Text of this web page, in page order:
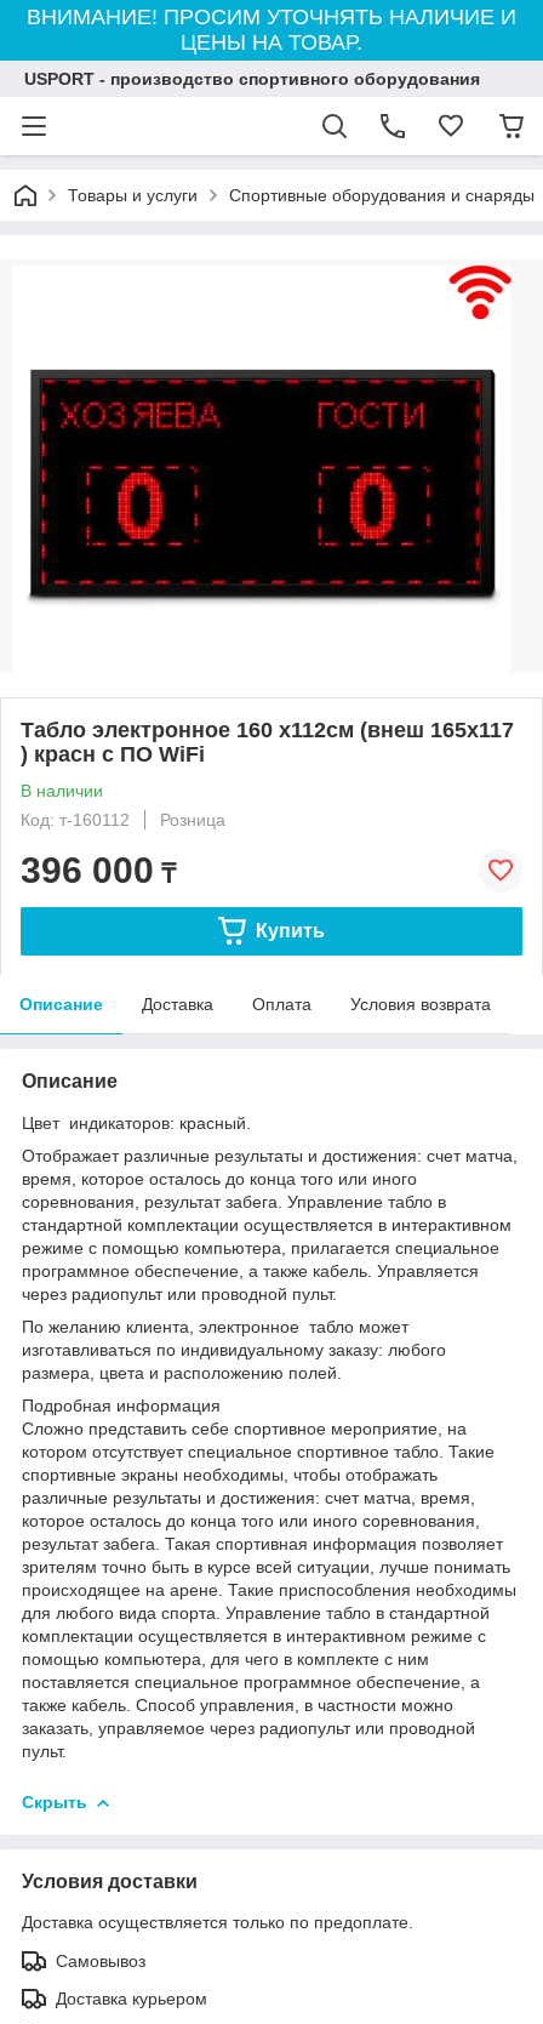
ВНИМАНИЕ! ПРОСИМ УТОЧНЯТЬ НАЛИЧИЕ И
ЦЕНЫ НА ТОВАР.
USPORT - производство спортивного оборудования
Товары и услуги Спортивные оборудования и снаряды
Табло электронное 160 х112см (внеш 165х117
) красн с ПО WiFi
В наличии
Код: т-160112
Розница
396 000 ₸
Купить
Описание Доставка Оплата Условия возврата
Описание
Цвет индикаторов: красный.
Отображает различные результаты и достижения: счет матча,
время, которое осталось до конца того или иного
соревнования, результат забега. Управление табло в
стандартной комплектации осуществляется в интерактивном
режиме с помощью компьютера, прилагается специальное
программное обеспечение, а также кабель. Управляется
через радиопульт или проводной пульт.
По желанию клиента, электронное табло может
изготавливаться по индивидуальному заказу: любого
размера, цвета и расположению полей.
Подробная информация
Сложно представить себе спортивное мероприятие, на
котором отсутствует специальное спортивное табло. Такие
спортивные экраны необходимы, чтобы отображать
различные результаты и достижения: счет матча, время,
которое осталось до конца того или иного соревнования,
результат забега. Такая спортивная информация позволяет
зрителям точно быть в курсе всей ситуации, лучше понимать
происходящее на арене. Такие приспособления необходимы
для любого вида спорта. Управление табло в стандартной
комплектации осуществляется в интерактивном режиме с
помощью компьютера, для чего в комплекте с ним
поставляется специальное программное обеспечение, а
также кабель. Способ управления, в частности можно
заказать, управляемое через радиопульт или проводной
пульт.
Скрыть
Условия доставки
Доставка осуществляется только по предоплате.
Самовывоз
Доставка курьером